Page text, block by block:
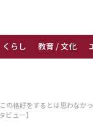
くらし 教育 / 文化
の格好をするとは思わなか
ビュー】